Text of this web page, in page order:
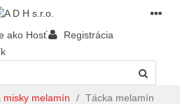
ako Hosť
Registrácia
misky melamín / Tácka melamín